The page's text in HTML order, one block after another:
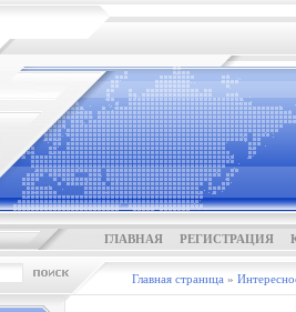
ГЛАВНАЯ РЕГИСТРАЦИЯ
Главная страница »